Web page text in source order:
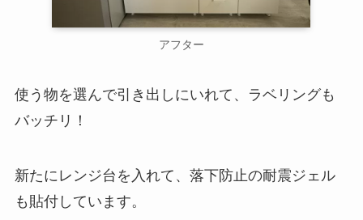
アフター
使う物を選んで引き出しにいれて、ラベリングも
バッチリ！
新たにレンジ台を入れて、落下防止の耐震ジェル
も貼付しています。